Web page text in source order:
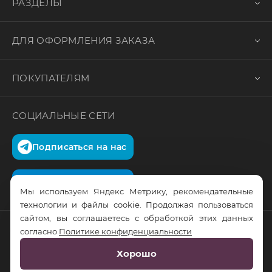
РАЗДЕЛЫ
ДЛЯ ОФОРМЛЕНИЯ ЗАКАЗА
ПОКУПАТЕЛЯМ
СОЦИАЛЬНЫЕ СЕТИ
Подписаться на нас
© RusTrus. 2011-2026. Все права защищены
RS Digital
Мы используем Яндекс Метрику, рекомендательные
технологии и файлы cookie. Продолжая пользоваться
сайтом, вы соглашаетесь с обработкой этих данных
согласно Политике конфиденциальности
Хорошо